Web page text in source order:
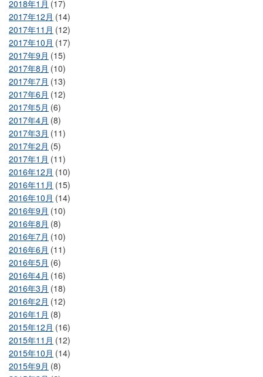
2018年1月 (17)
2017年12月 (14)
2017年11月 (12)
2017年10月 (17)
2017年9月 (15)
2017年8月 (10)
2017年7月 (13)
2017年6月 (12)
2017年5月 (6)
2017年4月 (8)
2017年3月 (11)
2017年2月 (5)
2017年1月 (11)
2016年12月 (10)
2016年11月 (15)
2016年10月 (14)
2016年9月 (10)
2016年8月 (8)
2016年7月 (10)
2016年6月 (11)
2016年5月 (6)
2016年4月 (16)
2016年3月 (18)
2016年2月 (12)
2016年1月 (8)
2015年12月 (16)
2015年11月 (12)
2015年10月 (14)
2015年9月 (8)